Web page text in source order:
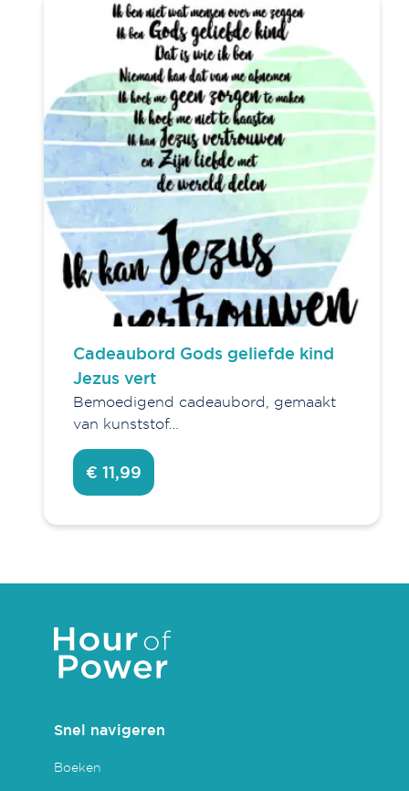
Cadeaubord Gods geliefde kind
Jezus vert
Bemoedigend cadeaubord, gemaakt
van kunststof…
€ 11,99
Snel navigeren
Boeken